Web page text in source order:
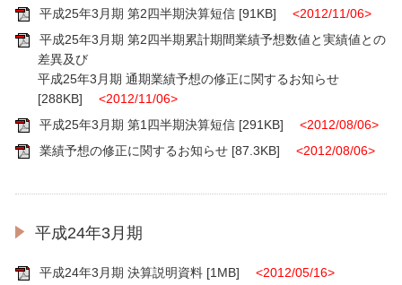
平成25年3月期 第2四半期決算短信[91KB] <2012/11/06>
平成25年3月期 第2四半期累計期間業績予想数値と実績値との
差異及び
平成25年3月期 通期業績予想の修正に関するお知らせ
[288KB] <2012/11/06>
平成25年3月期 第1四半期決算短信[291KB] <2012/08/06>
業績予想の修正に関するお知らせ[87.3KB] <2012/08/06>
平成24年3月期
平成24年3月期 決算説明資料[1MB] <2012/05/16>